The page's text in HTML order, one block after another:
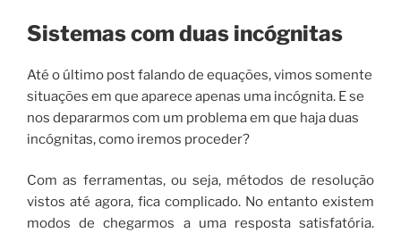
Sistemas com duas incógnitas
Até o último post falando de equações, vimos somente
situações em que aparece apenas uma incógnita. E se
nos depararmos com um problema em que haja duas
incógnitas, como iremos proceder?
Com as ferramentas, ou seja, métodos de resolução
vistos até agora, fica complicado. No entanto existem
modos de chegarmos a uma resposta satisfatória.